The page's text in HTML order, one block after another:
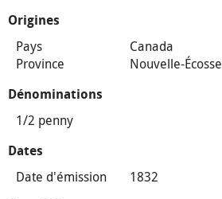
Origines
Pays
Canada
Province
Nouvelle-Écosse
Dénominations
1/2 penny
Dates
Date d'émission 1832